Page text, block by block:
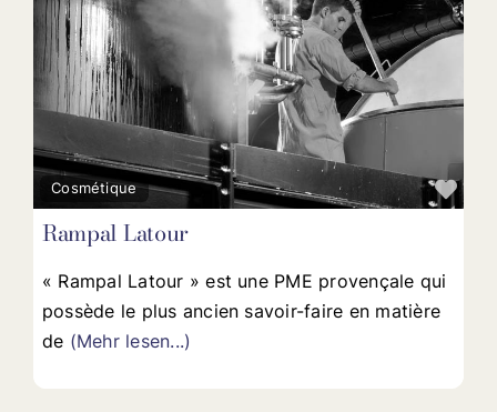
Cosmétique
Rampal Latour
« Rampal Latour » est une PME provençale qui
possède le plus ancien savoir-faire en matière
de (Mehr lesen...)